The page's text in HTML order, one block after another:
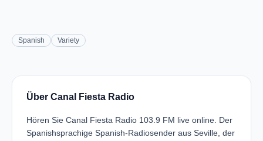
Spanish Variety
Über Canal Fiesta Radio
Hören Sie Canal Fiesta Radio 103.9 FM live online. Der
Spanishsprachige Spanish-Radiosender aus Seville, der